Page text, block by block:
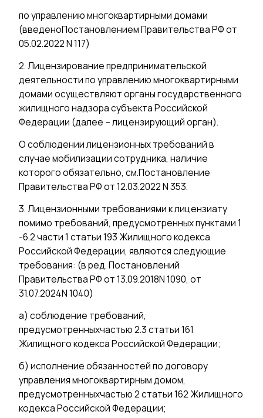
по управлению многоквартирными домами
(введеноПостановлением Правительства РФ от
05.02.2022 N 117)
2. Лицензирование предпринимательской
деятельности по управлению многоквартирными
домами осуществляют органы государственного
жилищного надзора субъекта Российской
Федерации (далее – лицензирующий орган).
О соблюдении лицензионных требований в
случае мобилизации сотрудника, наличие
которого обязательно, см.Постановление
Правительства РФ от 12.03.2022 N 353.
3. Лицензионными требованиями к лицензиату
помимо требований, предусмотренных пунктами 1
-6.2 части 1 статьи 193 Жилищного кодекса
Российской Федерации, являются следующие
требования: (в ред. Постановлений
Правительства РФ от 13.09.2018N 1090, от
31.07.2024N 1040)
а) соблюдение требований,
предусмотренныхчастью 2.3 статьи 161
Жилищного кодекса Российской Федерации;
б) исполнение обязанностей по договору
управления многоквартирным домом,
предусмотренныхчастью 2 статьи 162 Жилищного
кодекса Российской Федерации;